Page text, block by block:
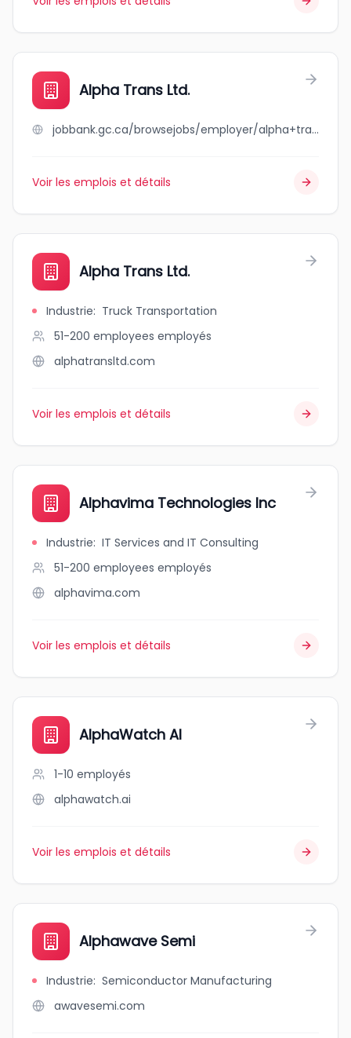
Alpha Trans Ltd.
jobbank.gc.ca/browsejobs/employer/alpha+trans+ltd./ca
Voir les emplois et détails
Alpha Trans Ltd.
Industrie: Truck Transportation
51-200 employees employés
alphatransltd.com
Voir les emplois et détails
Alphavima Technologies Inc
Industrie: IT Services and IT Consulting
51-200 employees employés
alphavima.com
Voir les emplois et détails
AlphaWatch AI
1-10 employés
alphawatch.ai
Voir les emplois et détails
Alphawave Semi
Industrie: Semiconductor Manufacturing
awavesemi.com